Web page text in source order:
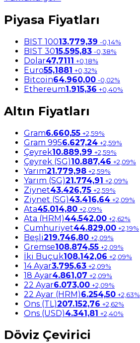
Piyasa Fiyatları
BIST 10013.779,39 -0,14%
BIST 3015.595,83 -0,38%
Dolar47,7111 +0,18%
Euro55,1881 +0,32%
Bitcoin64.960,00 -0,02%
Ethereum1.915,36 +0,40%
Altın Fiyatları
Gram6.660,55 +2,59%
Gram 9956.627,24 +2,59%
Çeyrek10.889,99 +2,59%
Çeyrek (SG)10.887,46 +2,09%
Yarım21.779,98 +2,59%
Yarım (SG)21.774,91 +2,09%
Ziynet43.426,75 +2,59%
Ziynet (SG)43.416,64 +2,09%
Ata45.014,80 +2,09%
Ata (HRM)44.542,00 +2,62%
Cumhuriyet44.829,00 +2,19%
Beşli219.746,80 +2,09%
Gremse108.874,55 +2,09%
İki Buçuk108.142,06 +2,09%
14 Ayar3.795,63 +2,09%
18 Ayar4.861,07 +2,09%
22 Ayar6.073,00 +2,09%
22 Ayar (HRM)6.254,50 +2,63%
Ons (TL)207.152,76 +2,62%
Ons (USD)4.341,81 +2,40%
Döviz Çevirici